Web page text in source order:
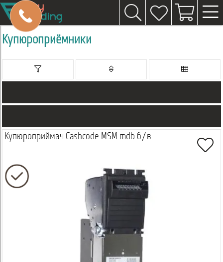
Купюроприёмники
Купюроприймач Cashcode MSM mdb б/в